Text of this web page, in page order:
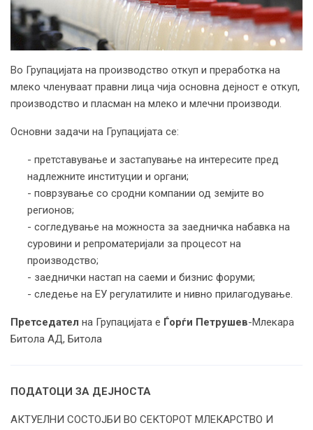
Во Групацијата на производство откуп и преработка на
млеко членуваат правни лица чија основна дејност е откуп,
производство и пласман на млеко и млечни производи.
Основни задачи на Групацијата се:
- претставување и застапување на интересите пред
надлежните институции и органи;
- поврзување со сродни компании од земјите во
регионов;
- согледување на можноста за заедничка набавка на
суровини и репроматеријали за процесот на
производство;
- заеднички настап на саеми и бизнис форуми;
- следење на ЕУ регулатилите и нивно прилагодување.
Претседател на Групацијата е Ѓорѓи Петрушев-Млекара
Битола АД, Битола
ПОДАТОЦИ ЗА ДЕЈНОСТА
АКТУЕЛНИ СОСТОЈБИ ВО СЕКТОРОТ МЛЕКАРСТВО И